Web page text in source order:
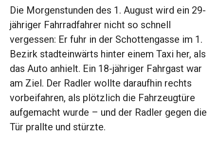
Die Morgenstunden des 1. August wird ein 29-
jähriger Fahrradfahrer nicht so schnell
vergessen: Er fuhr in der Schottengasse im 1.
Bezirk stadteinwärts hinter einem Taxi her, als
das Auto anhielt. Ein 18-jähriger Fahrgast war
am Ziel. Der Radler wollte daraufhin rechts
vorbeifahren, als plötzlich die Fahrzeugtüre
aufgemacht wurde – und der Radler gegen die
Tür prallte und stürzte.